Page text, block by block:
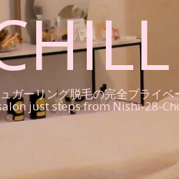
ガーリング脱毛の完全プラ
just steps from Nishi-28-